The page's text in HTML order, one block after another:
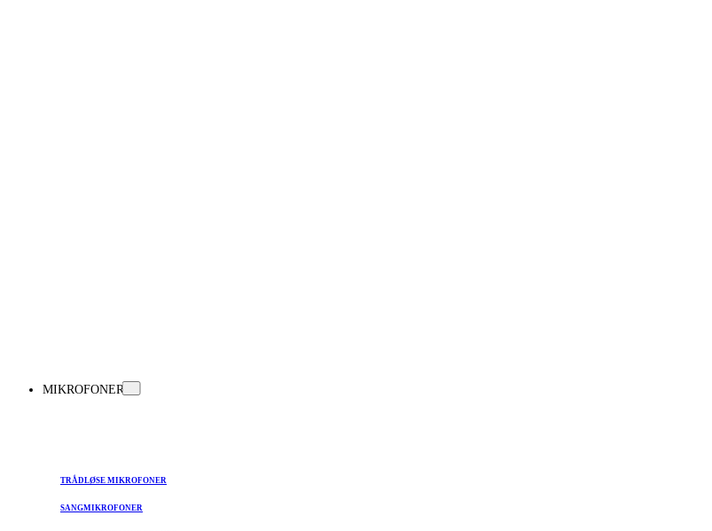
MIKROFONER
TRÅDLØSE MIKROFONER
SANGMIKROFONER